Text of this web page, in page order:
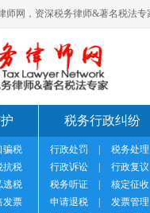
师网，资深税务律师&著名税法
骗税
抗税
逃税
发票
税务行政纠纷
行政处罚
税务处理
行政诉讼
行政复议
税务听证
核定征收
申请退税
发票管理